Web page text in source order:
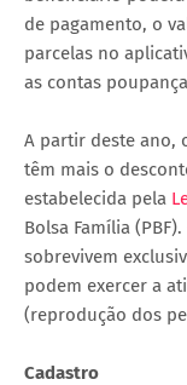
de pagamento, o
parcelas no
as contas
A partir deste ano,
têm mais o
estabelecida pela
Bolsa Família
sobrevivem
podem exercer a
(reprodução dos
Cadastro